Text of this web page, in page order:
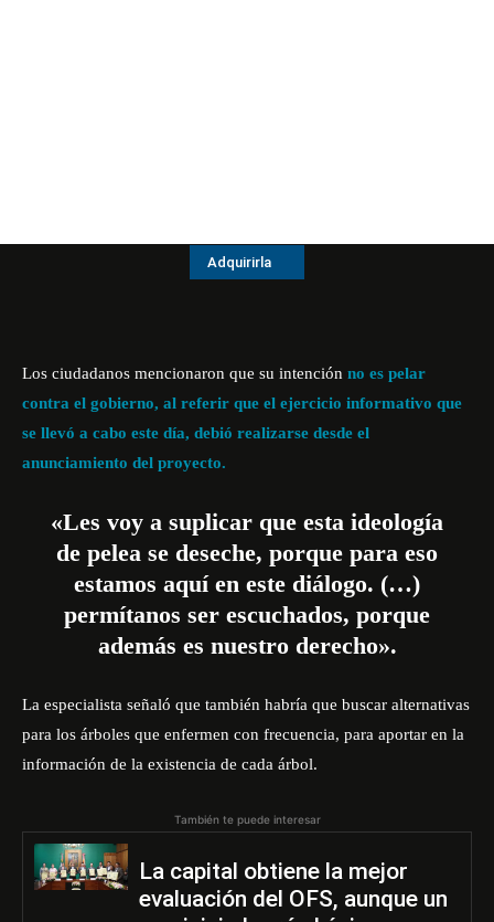
Adquirirla
Los ciudadanos mencionaron que su intención no es pelar
contra el gobierno, al referir que el ejercicio informativo que
se llevó a cabo este día, debió realizarse desde el
anunciamiento del proyecto.
«Les voy a suplicar que esta ideología
de pelea se deseche, porque para eso
estamos aquí en este diálogo. (…)
permítanos ser escuchados, porque
además es nuestro derecho».
La especialista señaló que también habría que buscar alternativas
para los árboles que enfermen con frecuencia, para aportar en la
información de la existencia de cada árbol.
También te puede interesar
La capital obtiene la mejor
evaluación del OFS, aunque un